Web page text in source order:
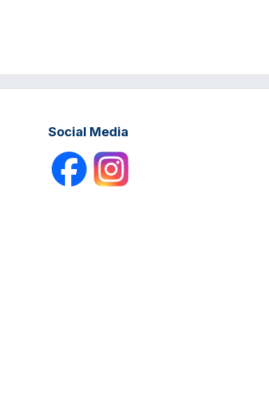
Social Media